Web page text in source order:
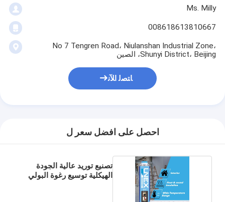
Ms. Milly
008618613810667
No 7 Tengren Road، Niulanshan Industrial Zone،
Shunyi District، Beijing، الصين
ﺎﺘﺼﻟ ﺍﻶﻧ
احصل على افضل سعر ل
تصنيع توريد عالية الجودة
الهيكلية توسيع رغوة البولي